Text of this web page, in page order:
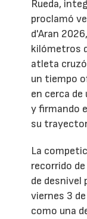
Rueda,
proclamó
d'Aran
kilómetros
atleta
un tiempo
en cerca
y firmando
su
La
recorrido
de desnivel
viernes 3
como una